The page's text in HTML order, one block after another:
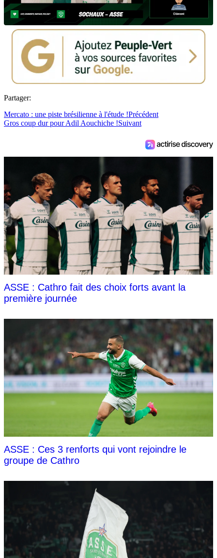
Partager:
Mercato : une piste brésilienne à l'étude !Précédent
Gros coup dur pour Adil Aouchiche !Suivant
ASSE : Cathro fait des choix forts avant la
première journée
ASSE : Ces 3 renforts qui vont rejoindre le
groupe de Cathro